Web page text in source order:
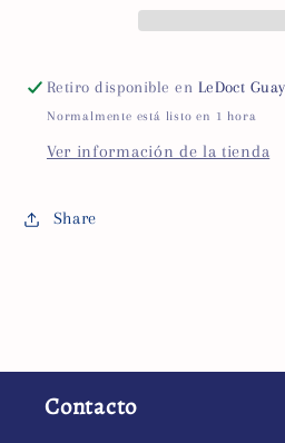
Retiro disponible en LeDoct
Normalmente está listo en 1 hora
Ver información de la tienda
Share
Contacto